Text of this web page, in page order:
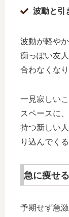
波動と引
波動が軽や
痴っぽい友
合わなくな
一見寂しい
スペースに
持つ新しい
り込んでく
急に痩せ
予期せず急